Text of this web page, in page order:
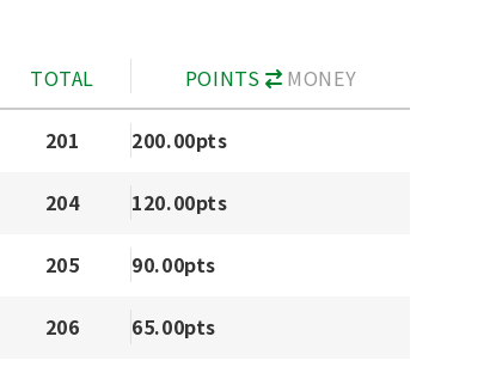
TOTAL POINTS MONEY
201 200.00pts
204 120.00pts
205 90.00pts
206 65.00pts